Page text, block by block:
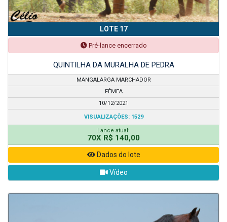
LOTE 17
Pré-lance encerrado
QUINTILHA DA MURALHA DE PEDRA
MANGALARGA MARCHADOR
FÊMEA
10/12/2021
VISUALIZAÇÕES: 1529
Lance atual:
70X R$ 140,00
Dados do lote
Vídeo